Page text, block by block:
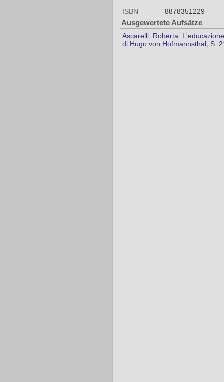
ISBN 8878351229
Ausgewertete Aufsätze
Ascarelli, Roberta:
di Hugo von Hofmannsthal, S.